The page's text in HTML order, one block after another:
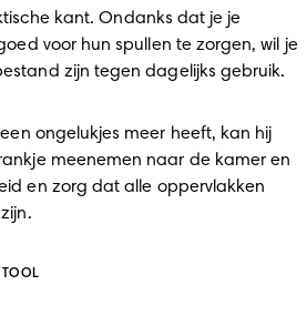
kant. Ondanks dat je je
voor hun spullen te zorgen, wil je
zijn tegen dagelijks gebruik.
meenemen naar de kamer en
en zorg dat alle oppervlakken
TOOL